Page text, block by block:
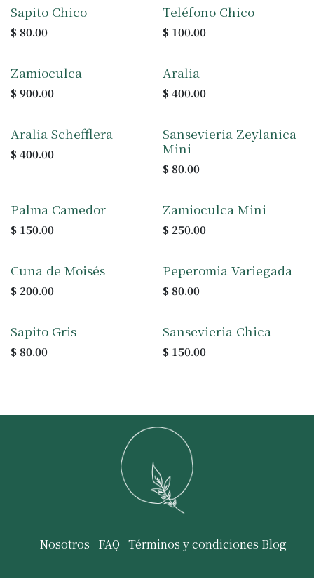
Sapito Chico
$ 80.00
Teléfono Chico
$ 100.00
Zamioculca
$ 900.00
Aralia
$ 400.00
Aralia Schefflera
$ 400.00
Sansevieria Zeylanica
Mini
$ 80.00
Palma Camedor
$ 150.00
Zamioculca Mini
$ 250.00
Cuna de Moisés
$ 200.00
Peperomia Variegada
$ 80.00
Sapito Gris
$ 80.00
Sansevieria Chica
$ 150.00
Nosotros FAQ Términos y condiciones Blog